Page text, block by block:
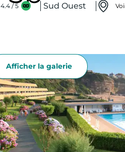
4.4 / 5 Sud Ouest
Afficher la galerie